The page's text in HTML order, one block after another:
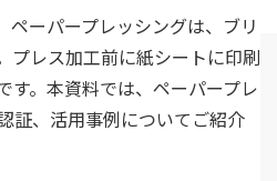
ーパープレッシングは、ブリ
プレス加工前に紙シートに印刷
す。本資料では、ペーパープレ
証、活用事例についてご紹介